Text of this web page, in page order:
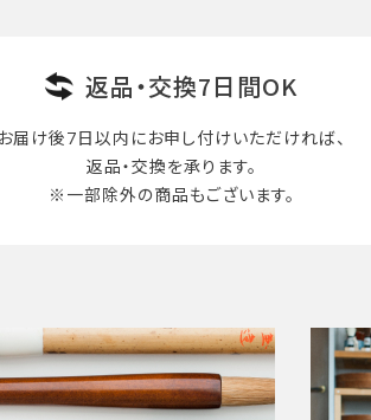
返品・交換7日間OK
お届け後7日以内にお申し付けいただければ、
返品・交換を承ります。
※一部除外の商品もございます。